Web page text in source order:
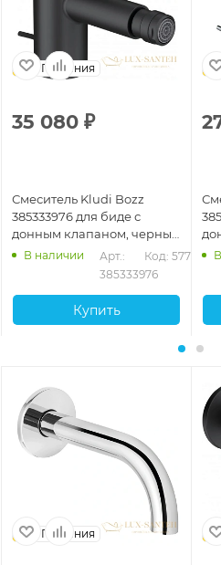
Германия
35 080 ₽
Смеситель Kludi Bozz
385333976 для биде с
донным клапаном, черный
матовый
В наличии
Арт.:
385333976
Код: 57709
Купить
Германия